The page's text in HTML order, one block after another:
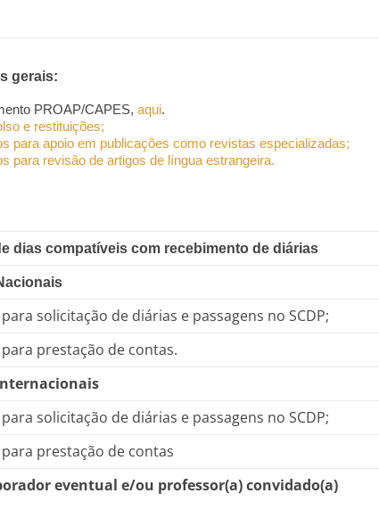
gerais:
PROAP/CAPES, aqui.
e restituições;
para apoio em publicações como revistas especializadas;
para revisão de artigos de língua estrangeira.
dias compatíveis com recebimento de diárias
solicitação de diárias e passagens no SCDP;
prestação de contas.
solicitação de diárias e passagens no SCDP;
prestação de contas
eventual e/ou professor(a) convidado(a)